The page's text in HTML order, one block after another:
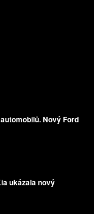
Nový Ford
ukázala nový